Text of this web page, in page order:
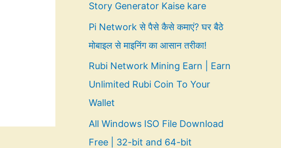
Story Generator Kaise kare
Pi Network से पैसे कैसे कमाएं? घर बैठे
मोबाइल से माइनिंग का आसान तरीका!
Rubi Network Mining Earn | Earn
Unlimited Rubi Coin To Your
Wallet
All Windows ISO File Download
Free | 32-bit and 64-bit